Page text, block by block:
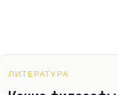
ЛИТЕРАТУРА